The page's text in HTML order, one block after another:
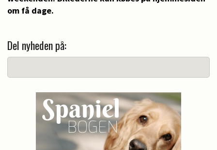
om få dage.
Del nyheden på: